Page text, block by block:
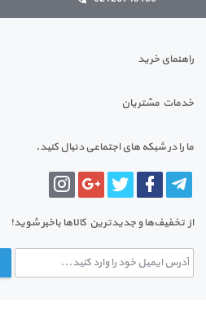
راهنمای خرید
خدمات مشتریان
ما را در شبکه های اجتماعی دنبال کنید.
از تخفیف‌ها و جدیدترین‌ کالاها باخبر شوید!